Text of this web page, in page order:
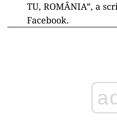
TU, ROMÂNIA”, a
Facebook.